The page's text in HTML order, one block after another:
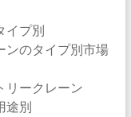
イプ別
ンのタイプ別市場
リークレーン
途別